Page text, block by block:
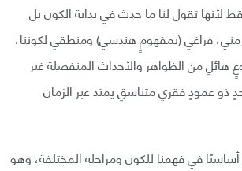
لأنها تقول لنا ما حدث في بداية الكون بل
فراغي (بمفهومٍ هندسي) ومنطقي لكوننا،
من الظواهر والأحداث المنفصلة غير
ذو عمودٍ فقري متناسقٍ يمتد عبر الزمان
في فهمنا للكون ومراحله المختلفة، وهو